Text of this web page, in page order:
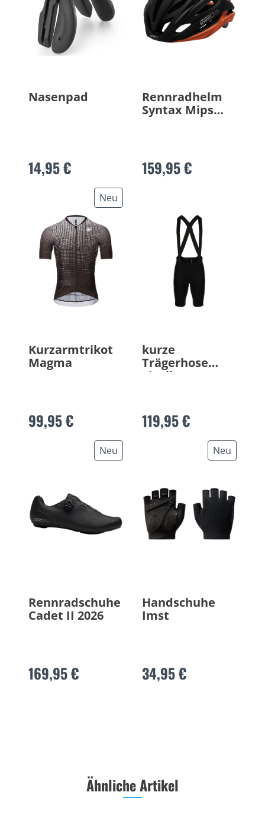
Nasenpad
14,95 €
Rennradhelm
Syntax Mips
159,95 €
Neu
Kurzarmtrikot
Magma
99,95 €
kurze
Trägerhose
Livello 2.0
119,95 €
Neu
Rennradschuhe
Cadet II 2026
169,95 €
Neu
Handschuhe
Imst
34,95 €
Ähnliche Artikel